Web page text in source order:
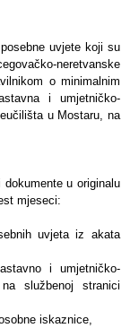
uvjete koji su
neretvanske
o minimalnim
i umjetničko-
u Mostaru, na
u originalu
mjeseci:
uvjeta iz akata
i umjetničko-
službenoj stranici
iskaznice,